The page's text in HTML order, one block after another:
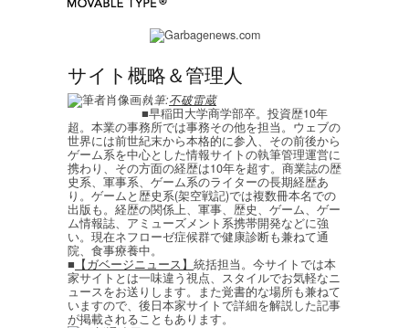
サイト概略＆管理人
執筆:不破雷蔵
■早稲田大学商学部卒。投資歴10年
超。本業の事務所では事務その他を担当。ウェブの
世界には前世紀末から本格的に参入、その前後から
ゲーム系を中心とした情報サイトの執筆管理運営に
携わり、その方面の経歴は10年を超す。商業誌の歴
史系、軍事系、ゲーム系のライターの長期経歴あ
り。ゲームと歴史系(架空戦記)では複数冊本名での
出版も。経歴の関係上、軍事、歴史、ゲーム、ゲー
ム情報誌、アミューズメント系携帯開発などに強
い。現在ネフローゼ症候群で健康診断も兼ねて通
院、食事療養中。
■ 【ガベージニュース】 統括担当。今サイトでは本
家サイトとは一味違う視点、スタイルでお気軽なニ
ュースをお送りします。また覚書的な場所も兼ねて
いますので、後日本家サイトで詳細を解説した記事
が掲載されることもあります。